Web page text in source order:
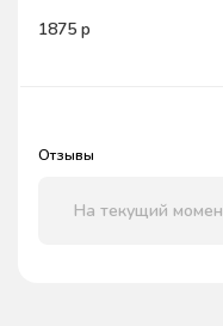
1875 р
Отзывы
На текущий